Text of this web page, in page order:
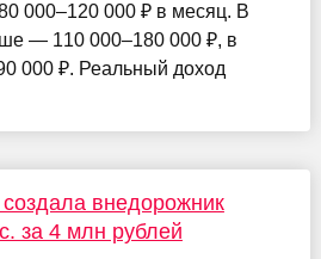
000–120 000 ₽ в месяц. В
— 110 000–180 000 ₽, в
000 ₽. Реальный доход
внедорожник
за 4 млн рублей